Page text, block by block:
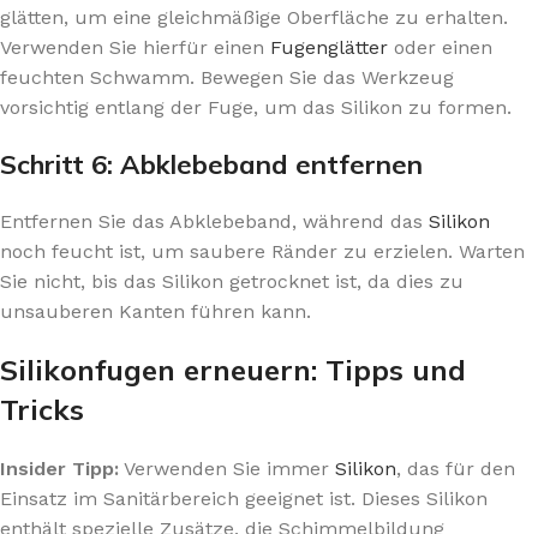
glätten, um eine gleichmäßige Oberfläche zu erhalten.
Verwenden Sie hierfür einen Fugenglätter oder einen
feuchten Schwamm. Bewegen Sie das Werkzeug
vorsichtig entlang der Fuge, um das Silikon zu formen.
Schritt 6: Abklebeband entfernen
Entfernen Sie das Abklebeband, während das Silikon
noch feucht ist, um saubere Ränder zu erzielen. Warten
Sie nicht, bis das Silikon getrocknet ist, da dies zu
unsauberen Kanten führen kann.
Silikonfugen erneuern: Tipps und
Tricks
Insider Tipp: Verwenden Sie immer Silikon, das für den
Einsatz im Sanitärbereich geeignet ist. Dieses Silikon
enthält spezielle Zusätze, die Schimmelbildung